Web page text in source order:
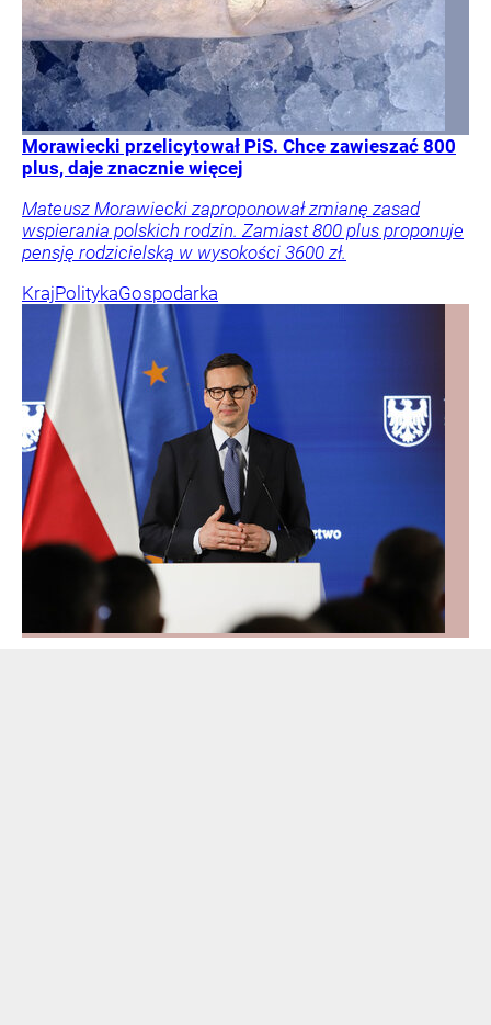
Morawiecki przelicytował PiS. Chce zawieszać 800
plus, daje znacznie więcej
Mateusz Morawiecki zaproponował zmianę zasad
wspierania polskich rodzin. Zamiast 800 plus proponuje
pensję rodzicielską w wysokości 3600 zł.
KrajPolitykaGospodarka